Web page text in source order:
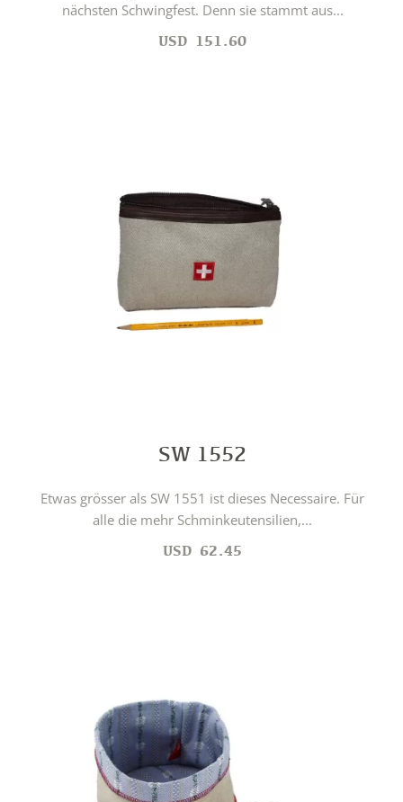
nächsten Schwingfest. Denn sie stammt aus...
USD 151.60
SW 1552
Etwas grösser als SW 1551 ist dieses Necessaire. Für
alle die mehr Schminkeutensilien,...
USD 62.45